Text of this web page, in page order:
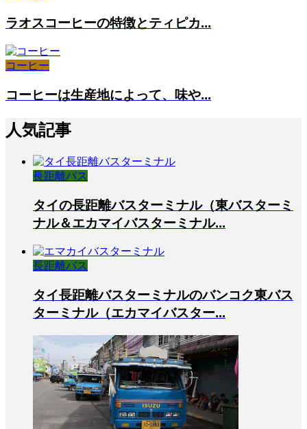
ラオスコーヒーの特徴とティピカ...
コーヒー
コーヒーは生産地によって、味や...
人気記事
長距離バス
タイの長距離バスターミナル（東バスターミ
ナル＆エカマイバスターミナル...
長距離バス
タイ長距離バスターミナルのバンコク東バス
ターミナル（エカマイバスター...